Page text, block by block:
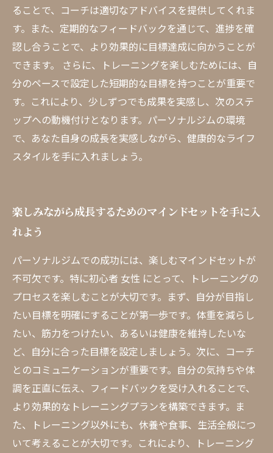
ることで、コーチは適切なアドバイスを提供してくれま
す。また、定期的なフィードバックを通じて、進捗を確
認し合うことで、より効果的に目標達成に向かうことが
できます。 さらに、トレーニングを楽しむためには、自
分のペースで設定した短期的な目標を持つことが重要で
す。これにより、少しずつでも成果を実感し、次のステ
ップへの動機付けとなります。パーソナルジムの環境
で、あなた自身の成長を実感しながら、健康的なライフ
スタイルを手に入れましょう。
楽しみながら成長するためのマインドセットを手に入
れよう
パーソナルジムでの成功には、楽しむマインドセットが
不可欠です。特に初心者 女性 にとって、トレーニングの
プロセスを楽しむことが大切です。まず、自分が目指し
たい目標を明確にすることが第一歩です。体重を減らし
たい、筋力をつけたい、あるいは健康を維持したいな
ど、自分に合った目標を設定しましょう。次に、コーチ
とのコミュニケーションが重要です。自分の気持ちや体
調を正直に伝え、フィードバックを受け入れることで、
より効果的なトレーニングプランを構築できます。ま
た、トレーニング以外にも、休養や食事、生活全般につ
いて考えることが大切です。これにより、トレーニング